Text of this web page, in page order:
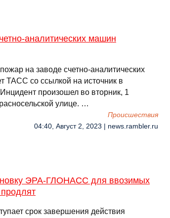
аналитических машин
на заводе счетно-аналитических
ТАСС со ссылкой на источник в
произошел во вторник, 1
улице. …
Происшествия
04:40, Август 2, 2023 | news.rambler.ru
ЭРА-ГЛОНАСС для ввозимых
срок завершения действия